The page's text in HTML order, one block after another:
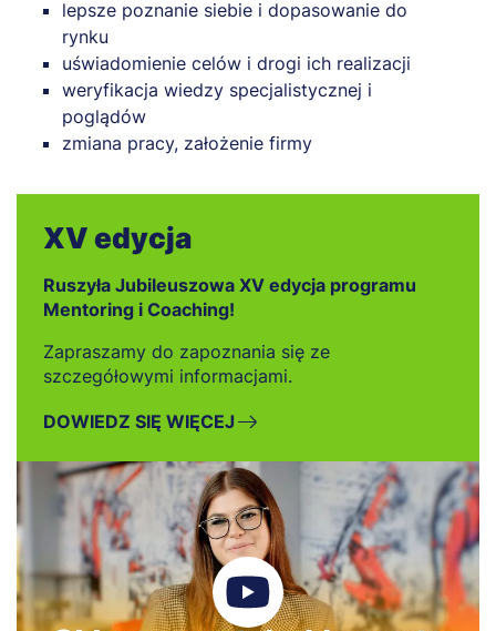
lepsze poznanie siebie i dopasowanie do
rynku
uświadomienie celów i drogi ich realizacji
weryfikacja wiedzy specjalistycznej i
poglądów
zmiana pracy, założenie firmy
XV edycja
Ruszyła Jubileuszowa XV edycja programu
Mentoring i Coaching!
Zapraszamy do zapoznania się ze
szczegółowymi informacjami.
DOWIEDZ SIĘ WIĘCEJ